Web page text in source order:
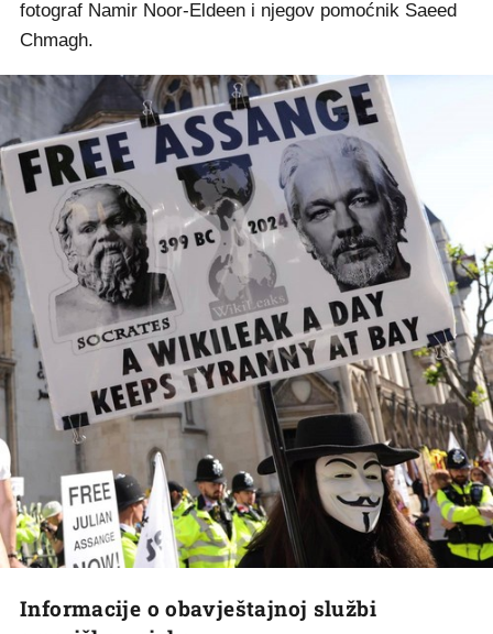
fotograf Namir Noor-Eldeen i njegov pomoćnik Saeed
Chmagh.
Informacije o obavještajnoj službi